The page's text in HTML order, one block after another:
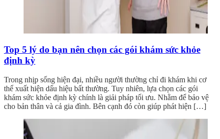
Top 5 lý do bạn nên chọn các gói khám sức khỏe
định kỳ
Trong nhịp sống hiện đại, nhiều người thường chỉ đi khám khi cơ
thể xuất hiện dấu hiệu bất thường. Tuy nhiên, lựa chọn các gói
khám sức khỏe định kỳ chính là giải pháp tối ưu. Nhằm để bảo vệ
cho bản thân và cả gia đình. Bên cạnh đó còn giúp phát hiện […]